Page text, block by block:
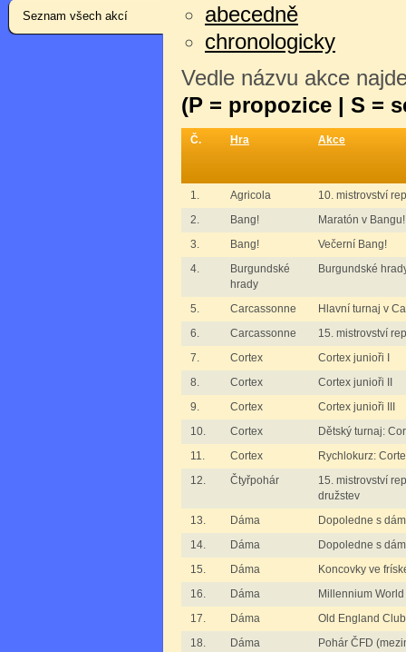
Seznam všech akcí
abecedně
chronologicky
Vedle názvu akce
(P = propozice | S =
Č. Hra Akce
1. Agricola
10. mistrovství
2.
Bang!
Maratón v Bangu!
3.
Bang!
Večerní Bang!
4.
Burgundské
hrady
Burgundské
5. Carcassonne
Hlavní turnaj v
6.
Carcassonne
15. mistrovství
7.
Cortex
Cortex junioři I
8.
Cortex
Cortex junioři II
9.
Cortex
Cortex junioři III
10.
Cortex
Dětský turnaj:
11.
Cortex
Rychlokurz:
12.
Čtyřpohár
15. mistrovství
družstev
13.
Dáma
Dopoledne s
14.
Dáma
Dopoledne s
15.
Dáma
Koncovky ve
16.
Dáma
Millennium
17.
Dáma
Old England
18.
Dáma
Pohár ČFD